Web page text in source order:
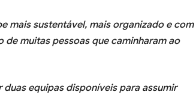
mais sustentável, mais organizado e com
muitas pessoas que caminharam ao
equipas disponíveis para assumir